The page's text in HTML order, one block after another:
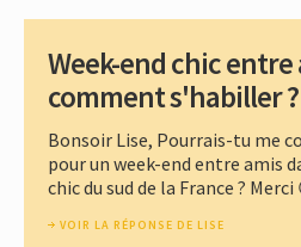
Week-end chic entre
comment s'habiller ?
Bonsoir Lise, Pourrais-tu me
pour un week-end entre amis
chic du sud de la France ? Merci
VOIR LA RÉPONSE DE LISE